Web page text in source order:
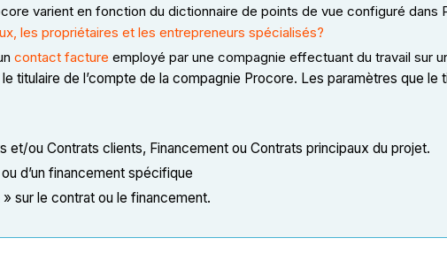
varient en fonction du dictionnaire de points de vue configuré dans
les propriétaires et les entrepreneurs spécialisés?
contact facture employé par une compagnie effectuant du travail sur
titulaire de l’compte de la compagnie Procore. Les paramètres que
et/ou Contrats clients, Financement ou Contrats principaux du projet.
d’un financement spécifique
sur le contrat ou le financement.